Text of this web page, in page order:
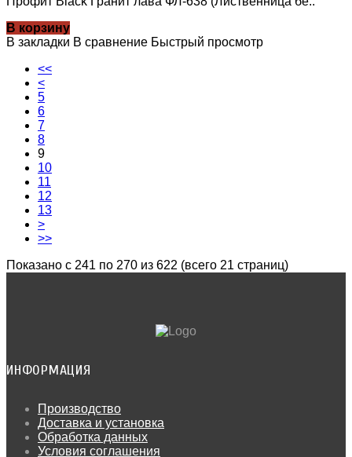
В корзину
В закладки В сравнение Быстрый просмотр
<<
<
5
6
7
8
9
10
11
12
13
>
>>
Показано с 241 по 270 из 622 (всего 21 страниц)
ИНФОРМАЦИЯ
Производство
Доставка и установка
Обработка данных
Условия соглашения